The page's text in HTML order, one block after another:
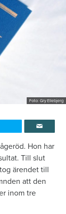
Foto: Gry Ellebjerg
Hon har
Till slut
ärendet till
att den
inom tre